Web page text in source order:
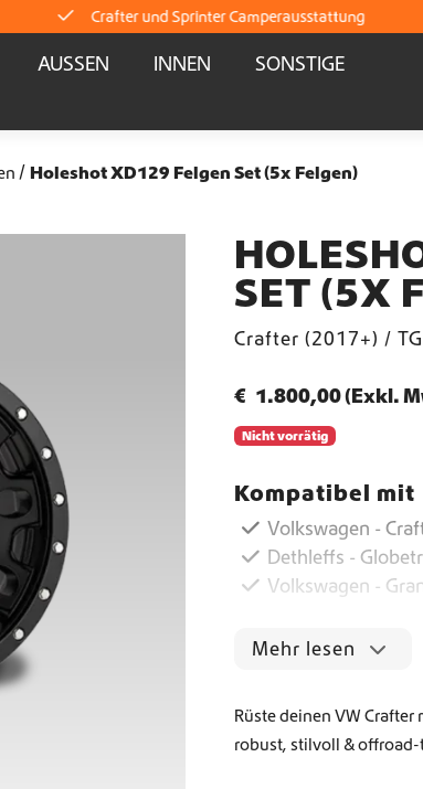
Crafter und Sprinter Camperausstattung
Lieferung direkt ab Lager
Weltweiter Versand
Weltweiter Versand
AUSSEN INNEN
SONSTIGE
Holeshot XD129 Felgen Set (5x Felgen)
SET (5X
Crafter (2017+) /
€ 1.800,00(Exkl.
Nicht vorrätig
Kompatibel mit
Volkswagen -
Dethleffs -
Volkswagen -
Mehr lesen
Rüste deinen VW
robust, stilvoll &